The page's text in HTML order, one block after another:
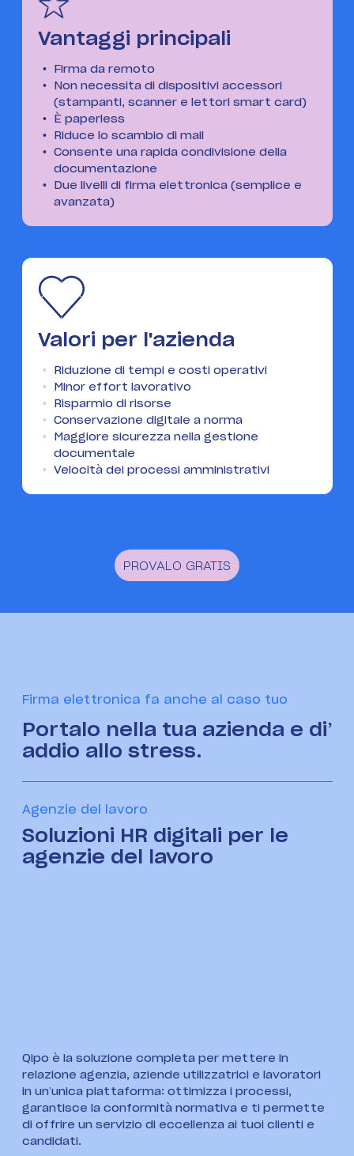
Vantaggi principali
Firma da remoto
Non necessita di dispositivi accessori
(stampanti, scanner e lettori smart card)
È paperless
Riduce lo scambio di mail
Consente una rapida condivisione della
documentazione
Due livelli di firma elettronica (semplice e
avanzata)
Valori per l'azienda
Riduzione di tempi e costi operativi
Minor effort lavorativo
Risparmio di risorse
Conservazione digitale a norma
Maggiore sicurezza nella gestione
documentale
Velocità dei processi amministrativi
PROVALO GRATIS
Firma elettronica fa anche al caso tuo
Portalo nella tua azienda e di’
addio allo stress.
Agenzie del lavoro
Soluzioni HR digitali per le
agenzie del lavoro
Qipo è la soluzione completa per mettere in
relazione agenzia, aziende utilizzatrici e lavoratori
in un’unica piattaforma: ottimizza i processi,
garantisce la conformità normativa e ti permette
di offrire un servizio di eccellenza ai tuoi clienti e
candidati.